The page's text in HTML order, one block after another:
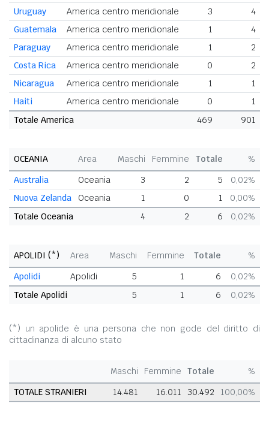
Uruguay
America centro meridionale 3
4
Guatemala
America centro meridionale 1
4
Paraguay
America centro meridionale 1
2
Costa Rica
America centro meridionale 0
2
Nicaragua
America centro meridionale 1
1
Haiti
America centro meridionale 0
1
Totale America
469 901
OCEANIA Area Maschi Femmine Totale
%
Australia
Oceania 3 2 5
0,02%
Nuova Zelanda
Oceania 1 0 1
0,00%
Totale Oceania
4 2 6 0,02%
APOLIDI (*) Area Maschi Femmine Totale
%
Apolidi
Apolidi 5 1 6
0,02%
Totale Apolidi
5 1 6 0,02%
(*) un apolide è una persona che non gode del diritto di
cittadinanza di alcuno stato
Maschi Femmine Totale
%
TOTALE STRANIERI
14.481 16.011 30.492 100,00%